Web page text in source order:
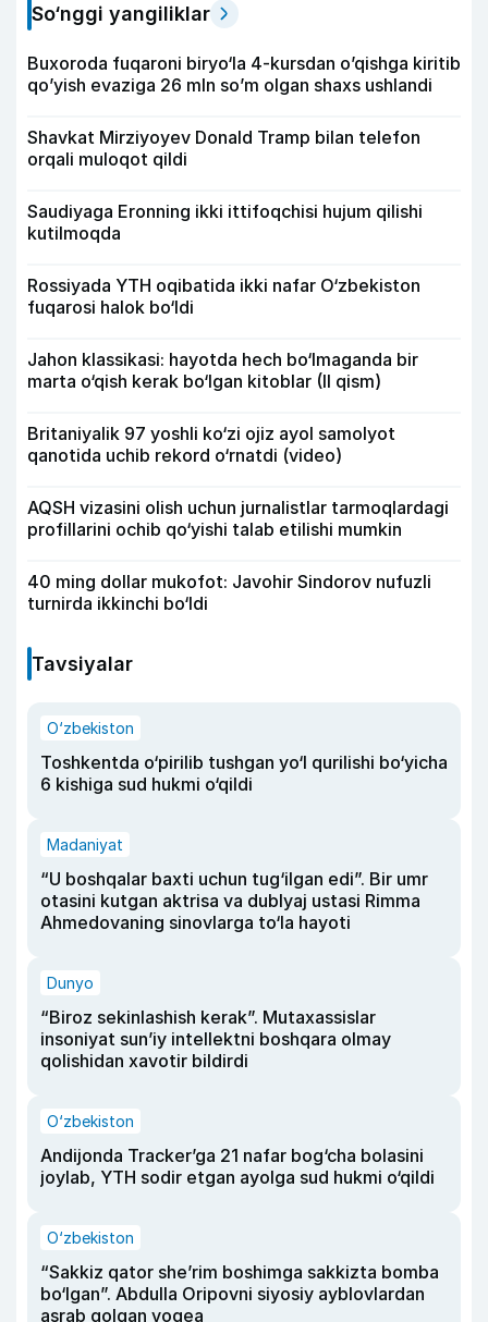
So‘nggi yangiliklar
Buxoroda fuqaroni biryo‘la 4-kursdan o’qishga kiritib
qo’yish evaziga 26 mln so’m olgan shaxs ushlandi
Shavkat Mirziyoyev Donald Tramp bilan telefon
orqali muloqot qildi
Saudiyaga Eronning ikki ittifoqchisi hujum qilishi
kutilmoqda
Rossiyada YTH oqibatida ikki nafar O‘zbekiston
fuqarosi halok bo‘ldi
Jahon klassikasi: hayotda hech bo‘lmaganda bir
marta o‘qish kerak bo‘lgan kitoblar (II qism)
Britaniyalik 97 yoshli ko‘zi ojiz ayol samolyot
qanotida uchib rekord o‘rnatdi (video)
AQSH vizasini olish uchun jurnalistlar tarmoqlardagi
profillarini ochib qo‘yishi talab etilishi mumkin
40 ming dollar mukofot: Javohir Sindorov nufuzli
turnirda ikkinchi bo‘ldi
Tavsiyalar
O‘zbekiston
Toshkentda o‘pirilib tushgan yo‘l qurilishi bo‘yicha
6 kishiga sud hukmi o‘qildi
Madaniyat
“U boshqalar baxti uchun tug‘ilgan edi”. Bir umr
otasini kutgan aktrisa va dublyaj ustasi Rimma
Ahmedovaning sinovlarga to‘la hayoti
Dunyo
“Biroz sekinlashish kerak”. Mutaxassislar
insoniyat sun’iy intellektni boshqara olmay
qolishidan xavotir bildirdi
O‘zbekiston
Andijonda Tracker’ga 21 nafar bog‘cha bolasini
joylab, YTH sodir etgan ayolga sud hukmi o‘qildi
O‘zbekiston
“Sakkiz qator she’rim boshimga sakkizta bomba
bo‘lgan”. Abdulla Oripovni siyosiy ayblovlardan
asrab qolgan voqea